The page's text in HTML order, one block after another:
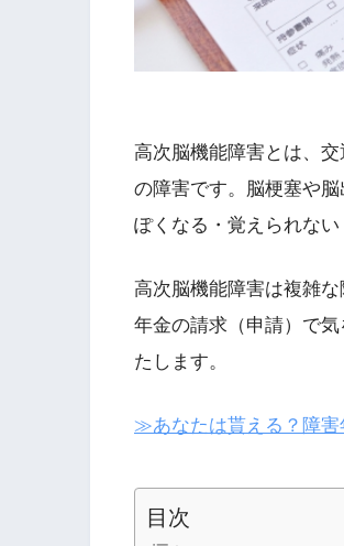
高次脳機能障害とは、
の障害です。脳梗塞や
ぽくなる・覚えられな
高次脳機能障害は複雑
年金の請求（申請）で
たします。
≫あなたは貰える？障害
目次